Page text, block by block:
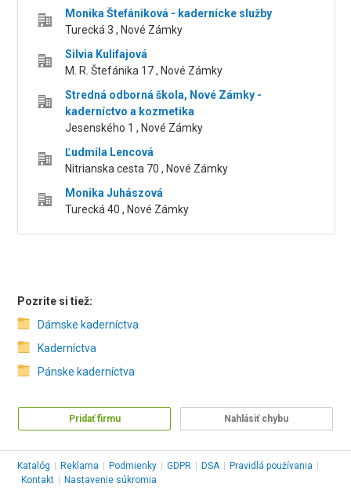
Monika Štefániková - kadernícke služby
Turecká 3 , Nové Zámky
Silvia Kulifajová
M. R. Štefánika 17 , Nové Zámky
Stredná odborná škola, Nové Zámky -
kaderníctvo a kozmetika
Jesenského 1 , Nové Zámky
Ľudmila Lencová
Nitrianska cesta 70 , Nové Zámky
Monika Juhászová
Turecká 40 , Nové Zámky
Pozrite si tiež:
Dámske kaderníctva
Kaderníctva
Pánske kaderníctva
Pridať firmu Nahlásiť chybu
Katalóg Reklama Podmienky GDPR DSA Pravidlá používania
Kontakt
Nastavenie súkromia